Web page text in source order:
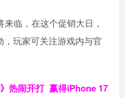
来临，在这个促销大日，
玩家可关注游戏内与官
热闹开打 赢得iPhone 17